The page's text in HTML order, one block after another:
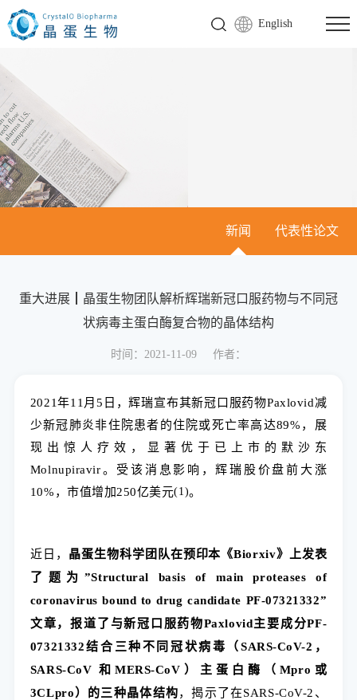
English
新闻 代表性论文
重大进展┃晶蛋生物团队解析辉瑞新冠口服药物与不同冠
状病毒主蛋白酶复合物的晶体结构
时间：2021-11-09 作者：
2021年11月5日，辉瑞宣布其新冠口服药物Paxlovid减
少新冠肺炎非住院患者的住院或死亡率高达89%，展
现出惊人疗效，显著优于已上市的默沙东
Molnupiravir。受该消息影响，辉瑞股价盘前大涨
10%，市值增加250亿美元(1)。
近日， 晶蛋生物科学团队在预印本《Biorxiv》上发表
了题为”Structural basis of main proteases of
coronavirus bound to drug candidate PF-07321332”
文章，报道了与新冠口服药物Paxlovid主要成分PF-
07321332结合三种不同冠状病毒（SARS-CoV-2，
SARS-CoV 和MERS-CoV）主蛋白酶（Mpro或
3CLpro）的三种晶体结构，揭示了在SARS-CoV-2、